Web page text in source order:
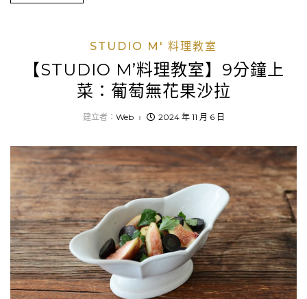
STUDIO M' 料理教室
【STUDIO M’料理教室】9分鐘上
菜：葡萄無花果沙拉
建立者： Web 2024 年 11 月 6 日